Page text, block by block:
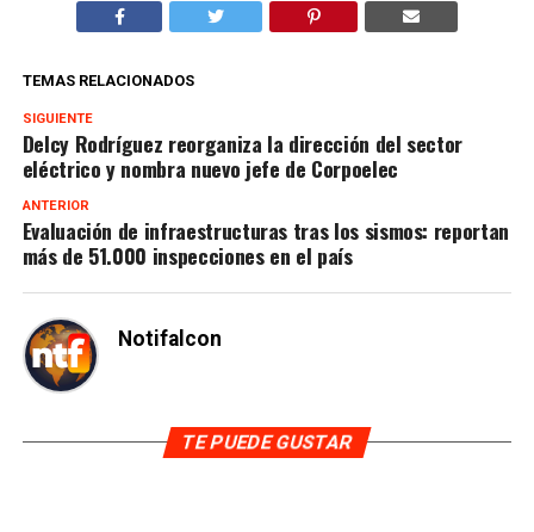
TEMAS RELACIONADOS
SIGUIENTE
Delcy Rodríguez reorganiza la dirección del sector
eléctrico y nombra nuevo jefe de Corpoelec
ANTERIOR
Evaluación de infraestructuras tras los sismos: reportan
más de 51.000 inspecciones en el país
Notifalcon
TE PUEDE GUSTAR